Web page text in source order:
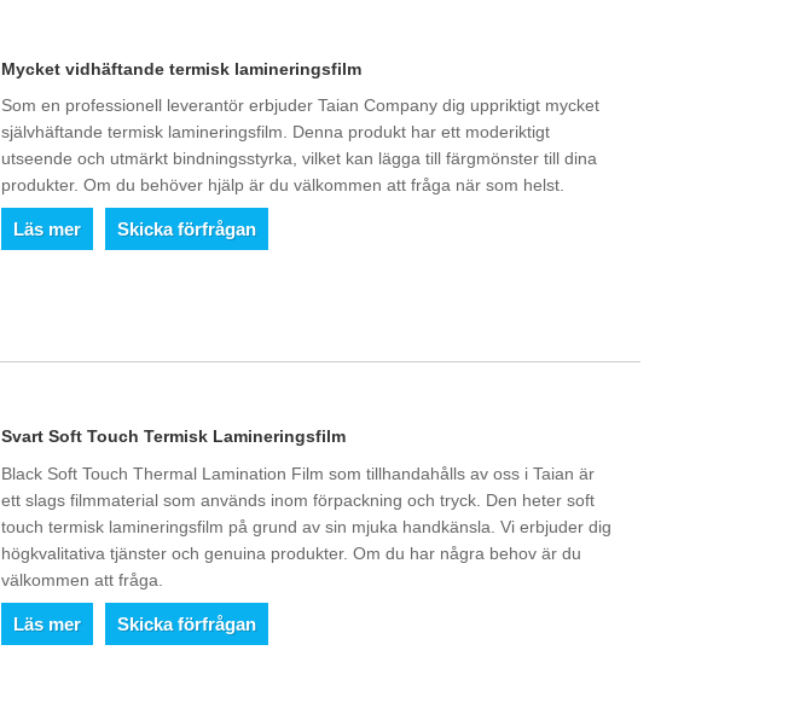
Mycket vidhäftande termisk lamineringsfilm
Som en professionell leverantör erbjuder Taian Company dig uppriktigt mycket
självhäftande termisk lamineringsfilm. Denna produkt har ett moderiktigt
utseende och utmärkt bindningsstyrka, vilket kan lägga till färgmönster till dina
produkter. Om du behöver hjälp är du välkommen att fråga när som helst.
Läs mer Skicka förfrågan
Svart Soft Touch Termisk Lamineringsfilm
Black Soft Touch Thermal Lamination Film som tillhandahålls av oss i Taian är
ett slags filmmaterial som används inom förpackning och tryck. Den heter soft
touch termisk lamineringsfilm på grund av sin mjuka handkänsla. Vi erbjuder dig
högkvalitativa tjänster och genuina produkter. Om du har några behov är du
välkommen att fråga.
Läs mer Skicka förfrågan